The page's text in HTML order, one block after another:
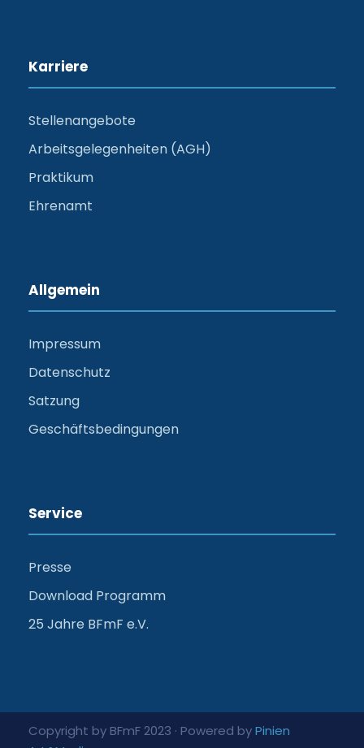
Karriere
Stellenangebote
Arbeitsgelegenheiten (AGH)
Praktikum
Ehrenamt
Allgemein
Impressum
Datenschutz
Satzung
Geschäftsbedingungen
Service
Presse
Download Programm
25 Jahre BFmF e.V.
Copyright by BFmF 2023 · Powered byPinien